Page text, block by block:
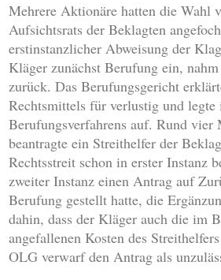
Mehrere Aktionäre hatten die Wahl
Aufsichtsrats der Beklagten
erstinstanzlicher Abweisung der
Kläger zunächst Berufung ein,
zurück. Das Berufungsgericht
Rechtsmittels für verlustig und legte
Berufungsverfahrens auf. Rund vier
beantragte ein Streithelfer der
Rechtsstreit schon in erster Instanz
zweiter Instanz einen Antrag auf
Berufung gestellt hatte, die
dahin, dass der Kläger auch die im
angefallenen Kosten des
OLG verwarf den Antrag als